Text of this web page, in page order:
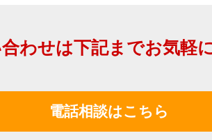
わせは下記までお気軽
電話相談はこちら